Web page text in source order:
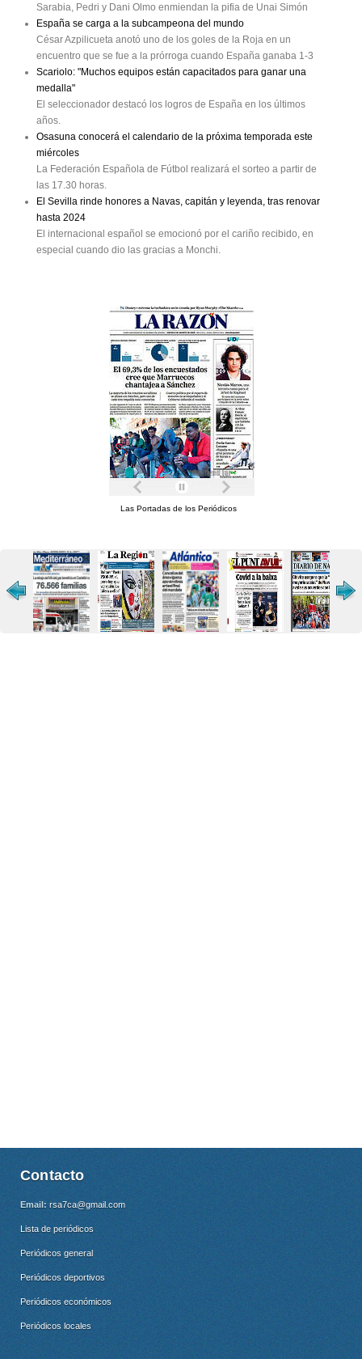
Sarabia, Pedri y Dani Olmo enmiendan la pifia de Unai Simón
España se carga a la subcampeona del mundo
César Azpilicueta anotó uno de los goles de la Roja en un
encuentro que se fue a la prórroga cuando España ganaba 1-3
Scariolo: "Muchos equipos están capacitados para ganar una
medalla"
El seleccionador destacó los logros de España en los últimos
años.
Osasuna conocerá el calendario de la próxima temporada este
miércoles
La Federación Española de Fútbol realizará el sorteo a partir de
las 17.30 horas.
El Sevilla rinde honores a Navas, capitán y leyenda, tras renovar
hasta 2024
El internacional español se emocionó por el cariño recibido, en
especial cuando dio las gracias a Monchi.
Las Portadas de los Periódicos
Contacto
Email: rsa7ca@gmail.com
Lista de periódicos
Periódicos general
Periódicos deportivos
Periódicos económicos
Periódicos locales